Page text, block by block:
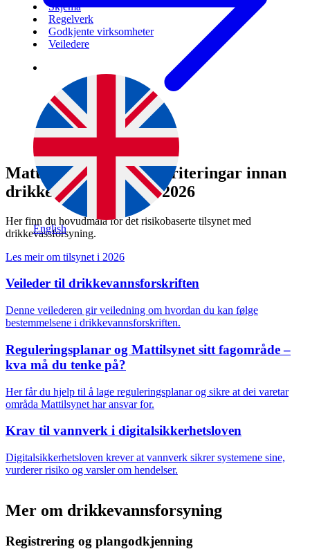
Skjema
Regelverk
Godkjente virksomheter
Veiledere
English
Mattilsynets hovudprioriteringar innan
drikkevassforsyning i 2026
Her finn du hovudmåla for det risikobaserte tilsynet med
drikkevassforsyning.
Les meir om tilsynet i 2026
Veileder til drikkevannsforskriften
Denne veilederen gir veiledning om hvordan du kan følge
bestemmelsene i drikkevannsforskriften.
Reguleringsplanar og Mattilsynet sitt fagområde –
kva må du tenke på?
Her får du hjelp til å lage reguleringsplanar og sikre at dei varetar
områda Mattilsynet har ansvar for.
Krav til vannverk i digitalsikkerhetsloven
Digitalsikkerhetsloven krever at vannverk sikrer systemene sine,
vurderer risiko og varsler om hendelser.
Mer om drikkevannsforsyning
Registrering og plangodkjenning